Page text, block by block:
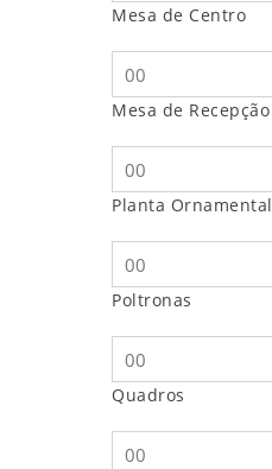
Mesa de Centro
Mesa de Recepção
Planta Ornamental
Poltronas
Quadros